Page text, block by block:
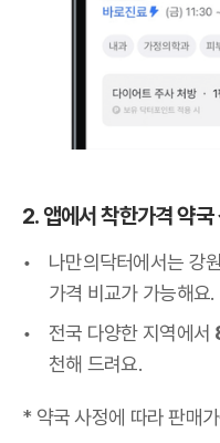
2. 앱에서 착한가격 약국
나만의닥터에서는 강
가격 비교가 가능해요.
전국 다양한 지역에서
천해 드려요.
* 약국 사정에 따라 판매